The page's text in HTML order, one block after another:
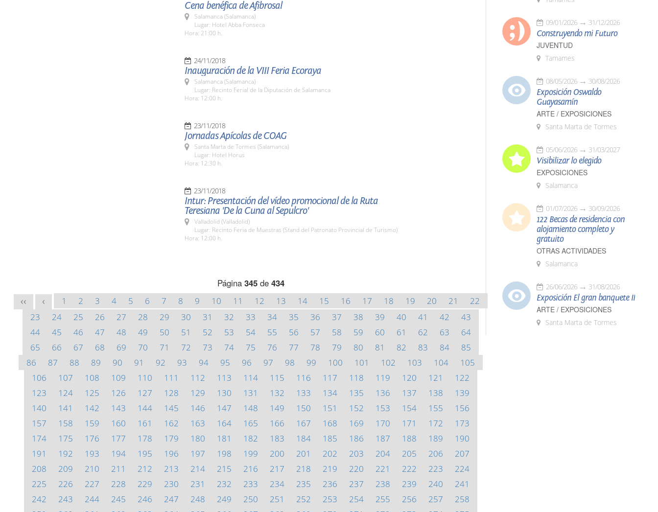
Cena benéfica de Afibrosal
Salamanca (Salamanca)
Lugar: Hotel Abba Fonseca
Hora: 21:00 h.
24/11/2018
Inauguración de la VIII Feria Ecoraya
Salamanca (Salamanca)
Lugar: Recinto Ferial de la Diputación de Salamanca
Hora: 12:00 h.
23/11/2018
Jornadas Apícolas de COAG
Santa Marta de Tormes (Salamanca)
Lugar: Hotel Horus
Hora: 12:30 h.
23/11/2018
Intur: Presentación del vídeo promocional de la Ruta
Teresiana 'De la Cuna al Sepulcro'
Valladolid (Valladolid)
Lugar: Recinto Feria de Muestras (Stand del Patronato Provincial de Turismo)
Hora: 12:00 h.
Página 345de 434
<< < 1 2 3 4 5 6 7 8 9 10 11 12 13 14 15 16 17 18 19 20 21
22
23
24 25 26 27 28 29 30 31 32 33 34 35 36 37 38 39 40 41 42
43
44
45 46 47 48 49 50 51 52 53 54 55 56 57 58 59 60 61 62 63
64
65
66 67 68 69 70 71 72 73 74 75 76 77 78 79 80 81 82 83 84
85
86
87 88 89 90 91 92 93 94 95 96 97 98 99 100 101 102 103 104
105
106
107 108 109 110 111 112 113 114 115 116 117 118 119 120 121
122
123
124 125 126 127 128 129 130 131 132 133 134 135 136 137 138
139
140
141 142 143 144 145 146 147 148 149 150 151 152 153 154 155
156
157
158 159 160 161 162 163 164 165 166 167 168 169 170 171 172
173
174
175 176 177 178 179 180 181 182 183 184 185 186 187 188 189
190
191
192 193 194 195 196 197 198 199 200 201 202 203 204 205 206
207
208
209 210 211 212 213 214 215 216 217 218 219 220 221 222 223
224
225
226 227 228 229 230 231 232 233 234 235 236 237 238 239 240
241
242
243 244 245 246 247 248 249 250 251 252 253 254 255 256 257
258
09/01/2026 31/12/2026
Construyendo mi Futuro
JUVENTUD
Tamames
08/05/2026 30/08/2026
Exposición Oswaldo
Guayasamín
ARTE / EXPOSICIONES
Santa Marta de Tormes
05/06/2026 31/03/2027
Visibilizar lo elegido
EXPOSICIONES
Salamanca
01/07/2026 30/09/2026
122 Becas de residencia con
alojamiento completo y
gratuito
OTRAS ACTIVIDADES
Salamanca
26/06/2026 31/08/2026
Exposición El gran banquete II
ARTE / EXPOSICIONES
Santa Marta de Tormes